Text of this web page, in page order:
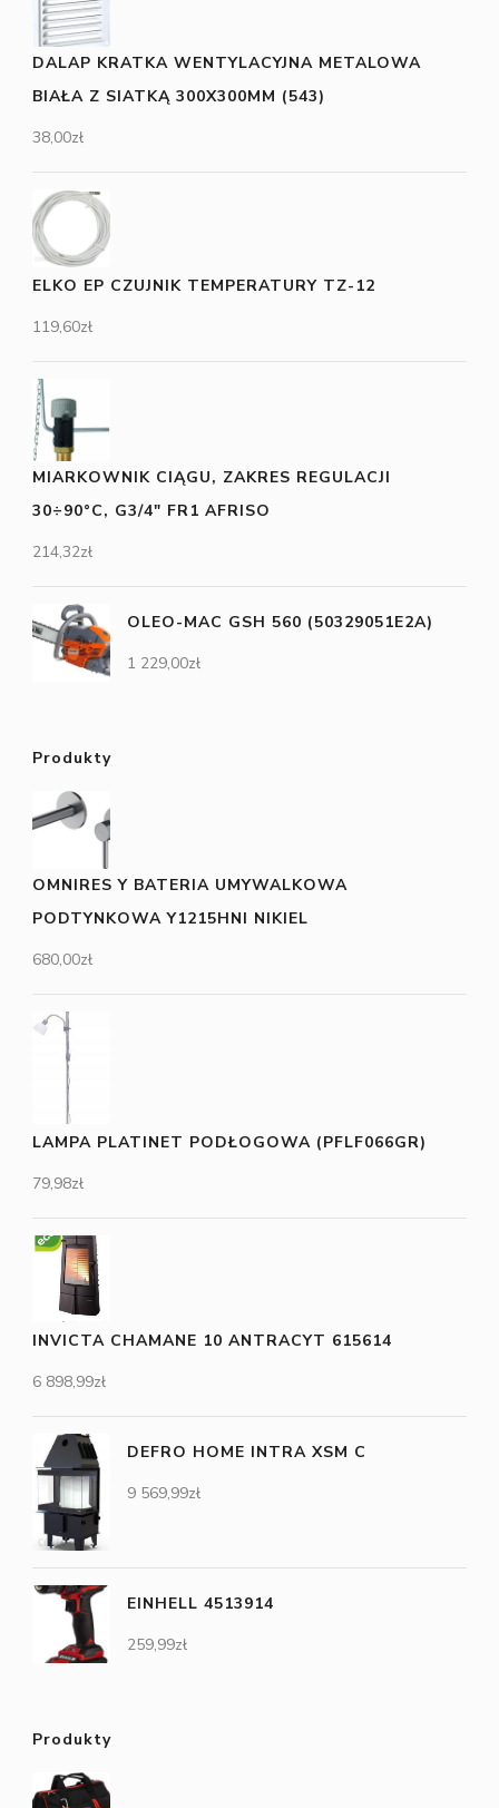
DALAP KRATKA WENTYLACYJNA METALOWA
BIAŁA Z SIATKĄ 300X300MM (543)
38,00zł
ELKO EP CZUJNIK TEMPERATURY TZ-12
119,60zł
MIARKOWNIK CIĄGU, ZAKRES REGULACJI
30÷90°C, G3/4" FR1 AFRISO
214,32zł
OLEO-MAC GSH 560 (50329051E2A)
1 229,00zł
Produkty
OMNIRES Y BATERIA UMYWALKOWA
PODTYNKOWA Y1215HNI NIKIEL
680,00zł
LAMPA PLATINET PODŁOGOWA (PFLF066GR)
79,98zł
INVICTA CHAMANE 10 ANTRACYT 615614
6 898,99zł
DEFRO HOME INTRA XSM C
9 569,99zł
EINHELL 4513914
259,99zł
Produkty